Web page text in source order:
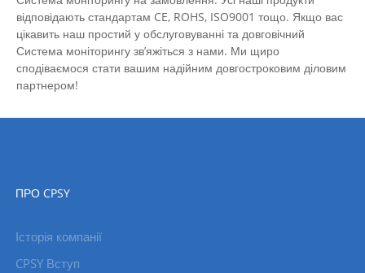
відповідають стандартам CE, ROHS, ISO9001 тощо. Якщо вас
цікавить наш простий у обслуговуванні та довговічний
Система моніторингу зв’яжіться з нами. Ми щиро
сподіваємося стати вашим надійним довгостроковим діловим
партнером!
ПРО CPSY
Історія компанії
CPSY Вступ